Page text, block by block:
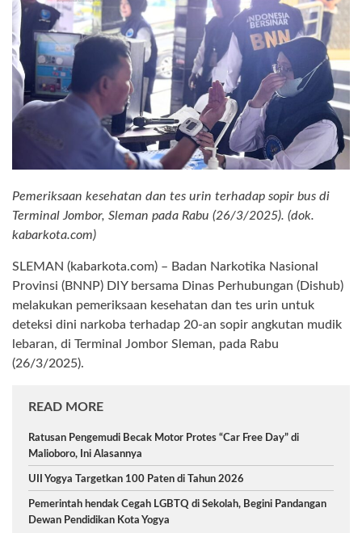
Pemeriksaan kesehatan dan tes urin terhadap sopir bus di
Terminal Jombor, Sleman pada Rabu (26/3/2025). (dok.
kabarkota.com)
SLEMAN (kabarkota.com) – Badan Narkotika Nasional
Provinsi (BNNP) DIY bersama Dinas Perhubungan (Dishub)
melakukan pemeriksaan kesehatan dan tes urin untuk
deteksi dini narkoba terhadap 20-an sopir angkutan mudik
lebaran, di Terminal Jombor Sleman, pada Rabu
(26/3/2025).
READ MORE
Ratusan Pengemudi Becak Motor Protes “Car Free Day” di
Malioboro, Ini Alasannya
UII Yogya Targetkan 100 Paten di Tahun 2026
Pemerintah hendak Cegah LGBTQ di Sekolah, Begini Pandangan
Dewan Pendidikan Kota Yogya